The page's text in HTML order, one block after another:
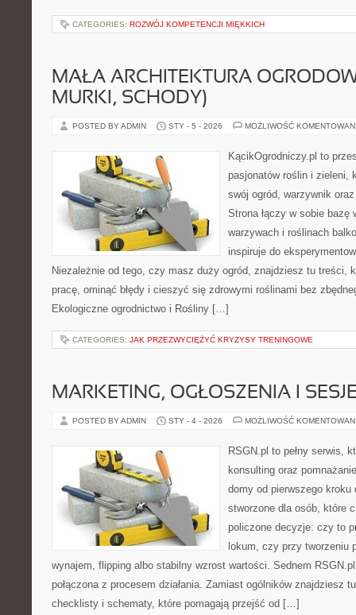
CATEGORIES: ROZWÓJ KOMPETENCJI MIĘKKICH
MAŁA ARCHITEKTURA
MURKI, SCHODY)
POSTED BY ADMIN STY - 5 - 2026 MOŻLIWOŚĆ
KącikOgrodniczy.pl to
pasjonatów roślin i zieleni,
swój ogród, warzywnik
Strona łączy w sobie bazę
warzywach i roślinach
inspiruje do
Niezależnie od tego, czy masz duży ogród, znajdziesz tu treści,
pracę, ominąć błędy i cieszyć się zdrowymi roślinami bez
Ekologiczne ogrodnictwo i Rośliny […]
CATEGORIES: JAK PRZEZWYCIĘŻYĆ KRYZYSY TRENINGOWE
MARKETING, OGŁOSZENIA I
POSTED BY ADMIN STY - 4 - 2026 MOŻLIWOŚĆ
RSGN.pl to pełny serwis,
konsulting oraz
domy od pierwszego
stworzone dla osób, które
policzone decyzje: czy to
lokum, czy przy tworzeniu
wynajem, flipping albo stabilny wzrost wartości. Sednem
połączona z procesem działania. Zamiast ogólników znajdziesz
checklisty i schematy, które pomagają przejść od […]